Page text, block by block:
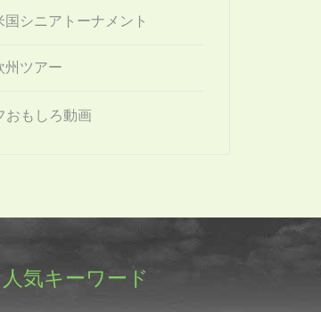
国シニアトーナメント
州ツアー
おもしろ動画
人気キーワード